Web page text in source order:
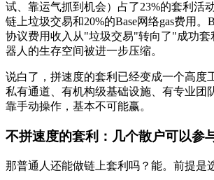
试、靠运气抓到机会）占了23%的套利活
链上垃圾交易和20%的Base网络gas费用。
协议费用收入从"垃圾交易"转向了"成功
器人的生存空间被进一步压缩。
说白了，拼速度的套利已经变成一个高
私有通道、有机构级基础设施、有专业团
靠手动操作，基本不可能赢。
不拼速度的套利：几个散户可以参
那普通人还能做链上套利吗？能。前提是